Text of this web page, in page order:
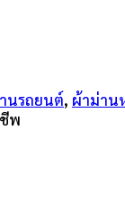
นรถยนต์, ผ้าม่าน
พ